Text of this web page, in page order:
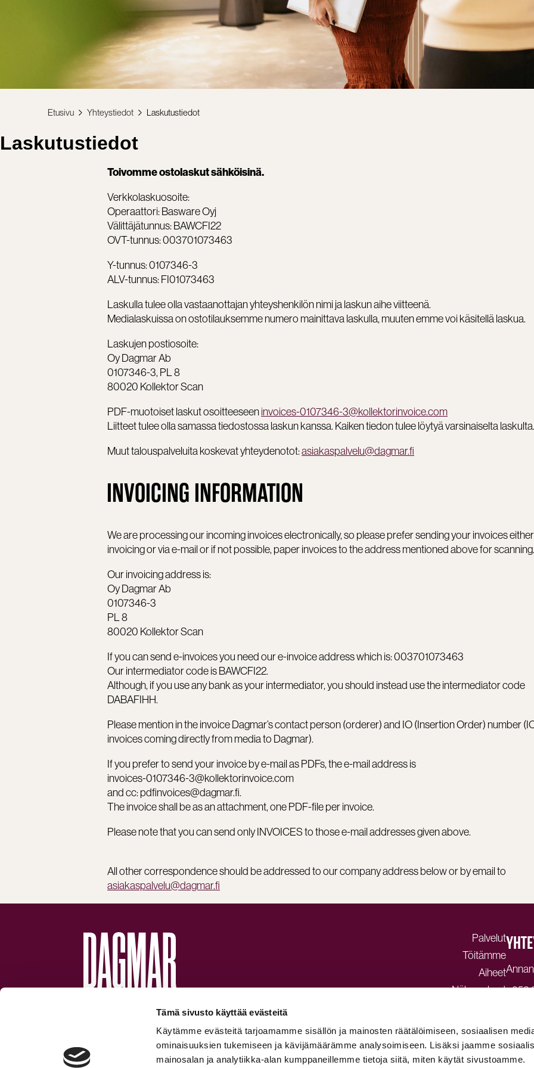
Tämä sivusto käyttää evästeitä
Käytämme evästeitä tarjoamamme sisällön ja mainosten räätälöimiseen, sosiaalisen
ominaisuuksien tukemiseen ja kävijämäärämme analysoimiseen. Lisäksi jaamme
mainosalan ja analytiikka-alan kumppaneillemme tietoja siitä, miten käytät sivustoamme.
Laskutustiedot
Etusivu Yhteystiedot Laskutustiedot
Toivomme ostolaskut sähköisinä.
Verkkolaskuosoite:
Operaattori: Basware Oyj
Välittäjätunnus: BAWCFI22
OVT-tunnus: 003701073463
Y-tunnus: 0107346-3
ALV-tunnus: FI01073463
Laskulla tulee olla vastaanottajan yhteyshenkilön nimi ja laskun aihe viitteenä.
Medialaskuissa on ostotilauksemme numero mainittava laskulla, muuten emme voi käsitellä laskua.
Laskujen postiosoite:
Oy Dagmar Ab
0107346-3, PL 8
80020 Kollektor Scan
PDF-muotoiset laskut osoitteeseeninvoices-0107346-3@kollektorinvoice.com
Liitteet tulee olla samassa tiedostossa laskun kanssa. Kaiken tiedon tulee löytyä varsinaiselta laskulta.
Muut talouspalveluita koskevat yhteydenotot:asiakaspalvelu@dagmar.fi
INVOICING INFORMATION
We are processing our incoming invoices electronically, so please prefer sending your invoices
invoicing or via e-mail or if not possible, paper invoices to the address mentioned above for scanning.
Our invoicing address is:
Oy Dagmar Ab
0107346-3
PL 8
80020 Kollektor Scan
If you can send e-invoices you need our e-invoice address which is: 003701073463
Our intermediator code is BAWCFI22.
Although, if you use any bank as your intermediator, you should instead use the intermediator code
DABAFIHH.
Please mention in the invoice Dagmar’s contact person (orderer) and IO (Insertion Order) number
invoices coming directly from media to Dagmar).
If you prefer to send your invoice by e-mail as PDFs, the e-mail address is
invoices-0107346-3@kollektorinvoice.com
and cc: pdfinvoices@dagmar.fi.
The invoice shall be as an attachment, one PDF-file per invoice.
Please note that you can send only INVOICES to those e-mail addresses given above.
All other correspondence should be addressed to our company address below or by email to
asiakaspalvelu@dagmar.fi
INTELLIGENT GROWTH.
Palvelut
Töitämme
Aiheet
Näkemykset+358
©